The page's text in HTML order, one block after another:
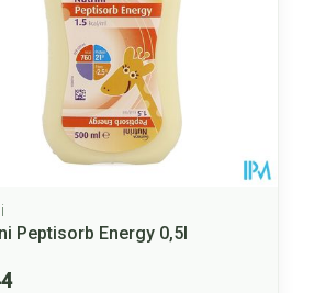
Peptisorb Energy 0,5l